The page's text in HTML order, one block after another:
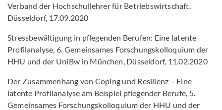
Verband der Hochschullehrer für Betriebswirtschaft,
Düsseldorf, 17.09.2020
Stressbewältigung in pflegenden Berufen: Eine latente
Profilanalyse, 6. Gemeinsames Forschungskolloquium der
HHU und der UniBw in München, Düsseldorf, 11.02.2020
Der Zusammenhang von Coping und Resilienz – Eine
latente Profilanalyse am Beispiel pflegender Berufe, 5.
Gemeinsames Forschungskolloquium der HHU und der